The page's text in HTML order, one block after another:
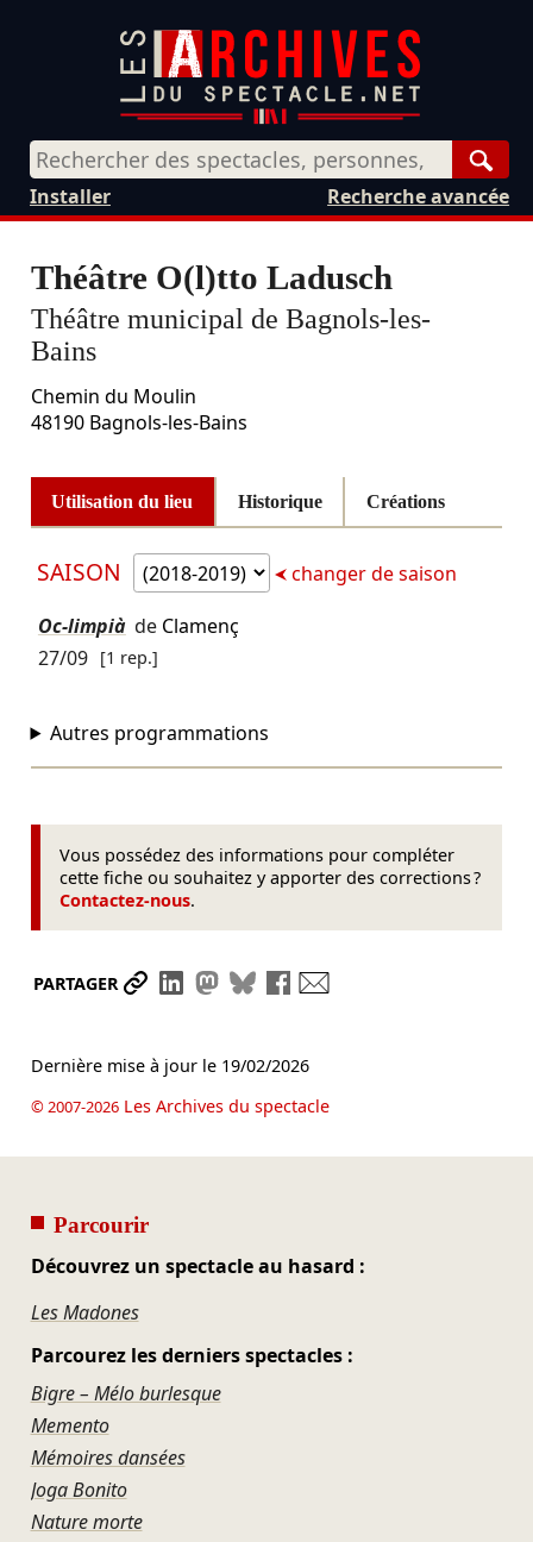
Recherche avancée
Installer
Théâtre O(l)tto Ladusch
Théâtre municipal de Bagnols-les-
Bains
Chemin du Moulin
48190 Bagnols-les-Bains
Utilisation du lieu Historique Créations
SAISON changer de saison
Oc-limpià de Clamenç
27/09 [1 rep.]
Autres programmations
Vous possédez des informations pour compléter
cette fiche ou souhaitez y apporter des corrections ?
Contactez-nous.
PARTAGER Partager le lien
Partager sur LinkedIn
Partager sur Mastodon
Partager sur Bluesky
Partager sur Facebook
Dernière mise à jour le 19/02/2026
© 2007-2026Les Archives du spectacle
Parcourir
Découvrez un spectacle au hasard :
Les Madones
Parcourez les derniers spectacles :
Bigre – Mélo burlesque
Memento
Mémoires dansées
Joga Bonito
Nature morte